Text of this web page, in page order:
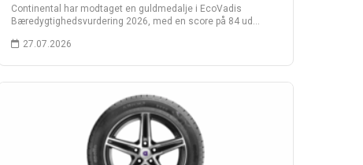
Continental har modtaget en guldmedalje i EcoVadis
Bæredygtighedsvurdering 2026, med en score på 84 ud…
27.07.2026